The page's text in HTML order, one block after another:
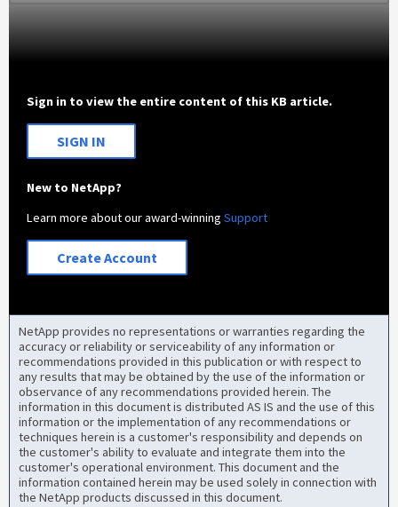
Sign in to view the entire content of this KB article.
SIGN IN
New to NetApp?
Learn more about our award-winningSupport
Create Account
NetApp provides no representations or warranties regarding the
accuracy or reliability or serviceability of any information or
recommendations provided in this publication or with respect to
any results that may be obtained by the use of the information or
observance of any recommendations provided herein. The
information in this document is distributed AS IS and the use of this
information or the implementation of any recommendations or
techniques herein is a customer's responsibility and depends on
the customer's ability to evaluate and integrate them into the
customer's operational environment. This document and the
information contained herein may be used solely in connection with
the NetApp products discussed in this document.